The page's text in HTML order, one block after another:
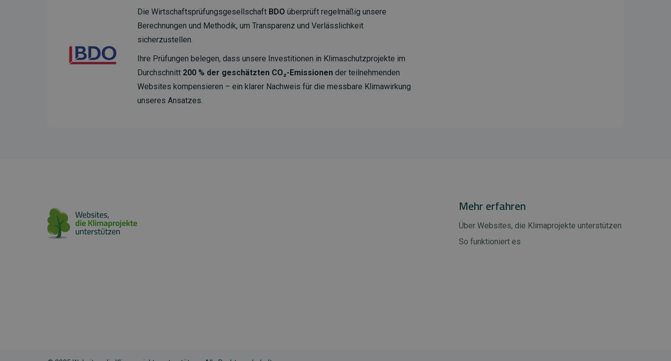
Die Wirtschaftsprüfungsgesellschaft BDO überprüft regelmäßig unsere
Berechnungen und Methodik, um Transparenz und Verlässlichkeit
sicherzustellen.
Ihre Prüfungen belegen, dass unsere Investitionen in Klimaschutzprojekte im
Durchschnitt 200 % der geschätzten CO₂-Emissionen der teilnehmenden
Websites kompensieren – ein klarer Nachweis für die messbare Klimawirkung
unseres Ansatzes.
Mehr erfahren
Über Websites, die Klimaprojekte unterstützen
So funktioniert es